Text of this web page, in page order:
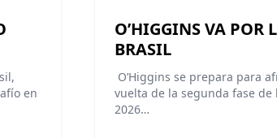
en
O’HIGGINS VA POR
BRASIL
O’Higgins se prepara para
vuelta de la segunda fase de
2026…